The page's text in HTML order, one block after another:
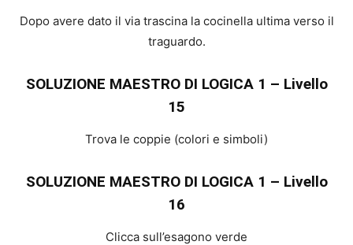
Dopo avere dato il via trascina la cocinella ultima verso il
traguardo.
SOLUZIONE MAESTRO DI LOGICA 1 – Livello
15
Trova le coppie (colori e simboli)
SOLUZIONE MAESTRO DI LOGICA 1 – Livello
16
Clicca sull’esagono verde